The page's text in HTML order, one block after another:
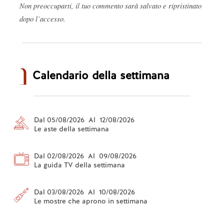
Non preoccuparti, il tuo commento sarà salvato e ripristinato
dopo l’accesso.
Calendario della settimana
Dal 05/08/2026 Al 12/08/2026
Le aste della settimana
Dal 02/08/2026 Al 09/08/2026
La guida TV della settimana
Dal 03/08/2026 Al 10/08/2026
Le mostre che aprono in settimana